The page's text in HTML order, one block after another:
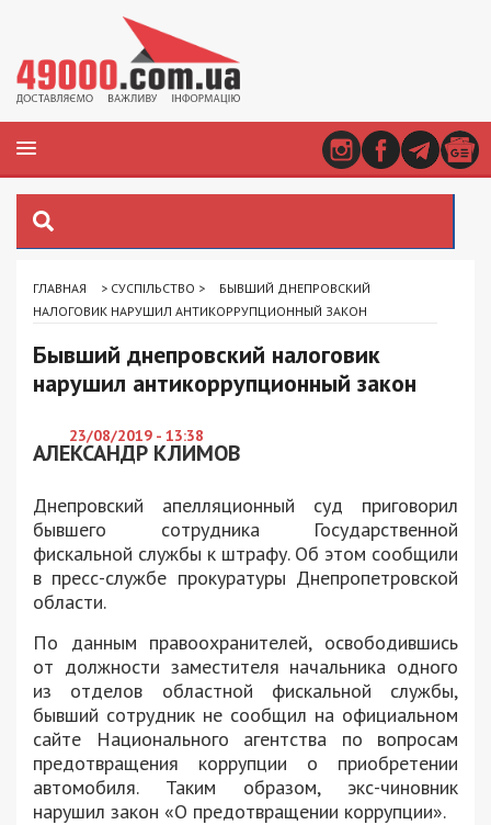
ГЛАВНАЯ > СУСПІЛЬСТВО >
БЫВШИЙ ДНЕПРОВСКИЙ
НАЛОГОВИК НАРУШИЛ АНТИКОРРУПЦИОННЫЙ ЗАКОН
Бывший днепровский налоговик
нарушил антикоррупционный закон
23/08/2019 - 13:38
АЛЕКСАНДР КЛИМОВ
Днепровский апелляционный суд приговорил
бывшего сотрудника Государственной
фискальной службы к штрафу. Об этом сообщили
в пресс-службе прокуратуры Днепропетровской
области.
По данным правоохранителей, освободившись
от должности заместителя начальника одного
из отделов областной фискальной службы,
бывший сотрудник не сообщил на официальном
сайте Национального агентства по вопросам
предотвращения коррупции о приобретении
автомобиля. Таким образом, экс-чиновник
нарушил закон «О предотвращении коррупции».